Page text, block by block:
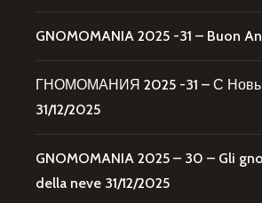
GNOMOMANIA 2025 -31 – Buon
ГНОМОМАНИЯ 2025 -31 – С
31/12/2025
GNOMOMANIA 2025 – 30 – Gli
della neve 31/12/2025